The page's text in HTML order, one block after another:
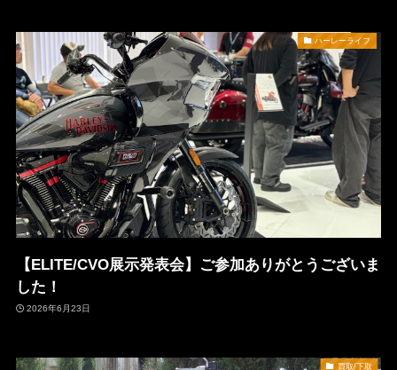
ハーレーライフ
【ELITE/CVO展示発表会】ご参加ありがとうございま
した！
2026年6月23日
買取/下取